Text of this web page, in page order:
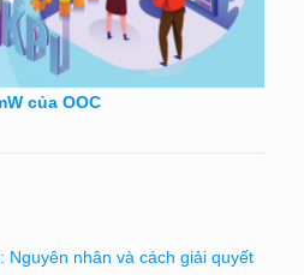
của OOC
Nguyên nhân và cách giải quyết